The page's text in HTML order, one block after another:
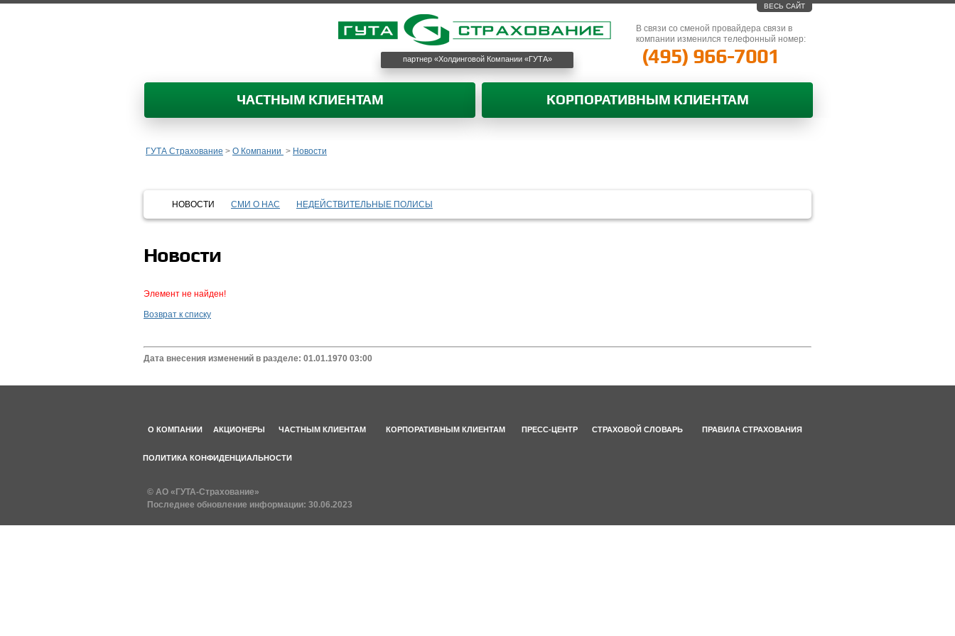
ВЕСЬ САЙТ
партнер «Холдинговой Компании «ГУТА»
В связи со сменой провайдера связи в
компании изменился телефонный номер:
(495) 966-7001
ЧАСТНЫМ КЛИЕНТАМ КОРПОРАТИВНЫМ КЛИЕНТАМ
ГУТА Страхование > О Компании > Новости
НОВОСТИ СМИ О НАС НЕДЕЙСТВИТЕЛЬНЫЕ ПОЛИСЫ
Новости
Элемент не найден!
Возврат к списку
Дата внесения изменений в разделе: 01.01.1970 03:00
О КОМПАНИИ АКЦИОНЕРЫ ЧАСТНЫМ КЛИЕНТАМ КОРПОРАТИВНЫМ КЛИЕНТАМ ПРЕСС-ЦЕНТР СТРАХОВОЙ СЛОВАРЬ ПРАВИЛА СТРАХОВАНИЯ
ПОЛИТИКА КОНФИДЕНЦИАЛЬНОСТИ
© АО «ГУТА-Страхование»
Последнее обновление информации: 30.06.2023